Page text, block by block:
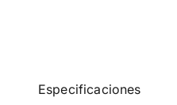
Especificaciones